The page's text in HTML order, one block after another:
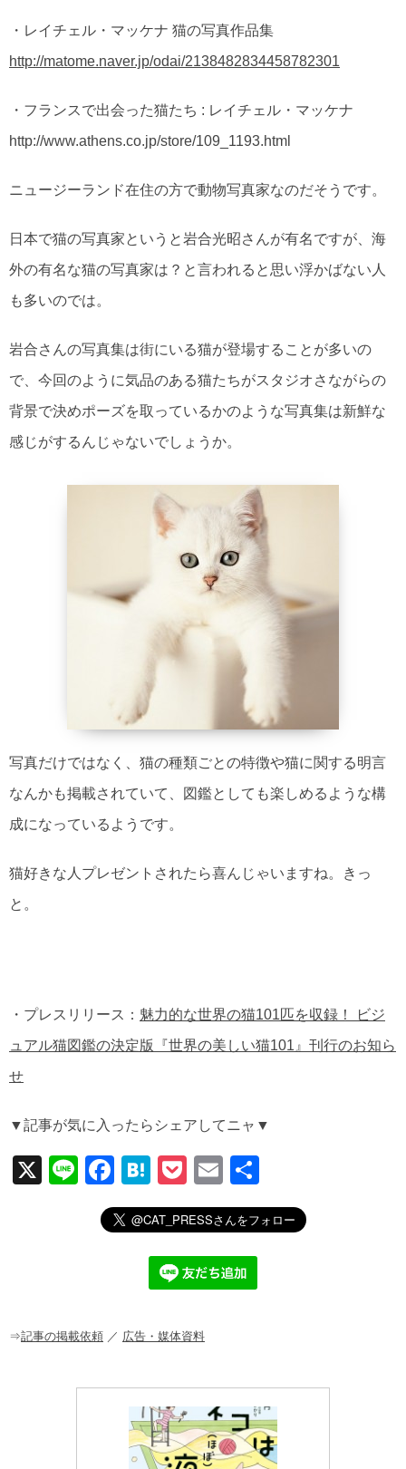
・レイチェル・マッケナ 猫の写真作品集
http://matome.naver.jp/odai/2138482834458782301
・フランスで出会った猫たち : レイチェル・マッケナ
http://www.athens.co.jp/store/109_1193.html
ニュージーランド在住の方で動物写真家なのだそうです。
日本で猫の写真家というと岩合光昭さんが有名ですが、海
外の有名な猫の写真家は？と言われると思い浮かばない人
も多いのでは。
岩合さんの写真集は街にいる猫が登場することが多いの
で、今回のように気品のある猫たちがスタジオさながらの
背景で決めポーズを取っているかのような写真集は新鮮な
感じがするんじゃないでしょうか。
写真だけではなく、猫の種類ごとの特徴や猫に関する明言
なんかも掲載されていて、図鑑としても楽しめるような構
成になっているようです。
猫好きな人プレゼントされたら喜んじゃいますね。きっ
と。
・プレスリリース： 魅力的な世界の猫101匹を収録！ ビジ
ュアル猫図鑑の決定版『世界の美しい猫101』刊行のお知ら
せ
▼記事が気に入ったらシェアしてニャ▼
X
Li
F
a
c
o
H
at
e
n
a
P
o
ck
et
E
m
ail
有
⇒記事の掲載依頼 ／ 広告・媒体資料